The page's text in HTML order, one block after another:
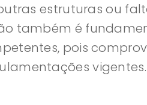
estruturas ou
também é
pois
vigentes.